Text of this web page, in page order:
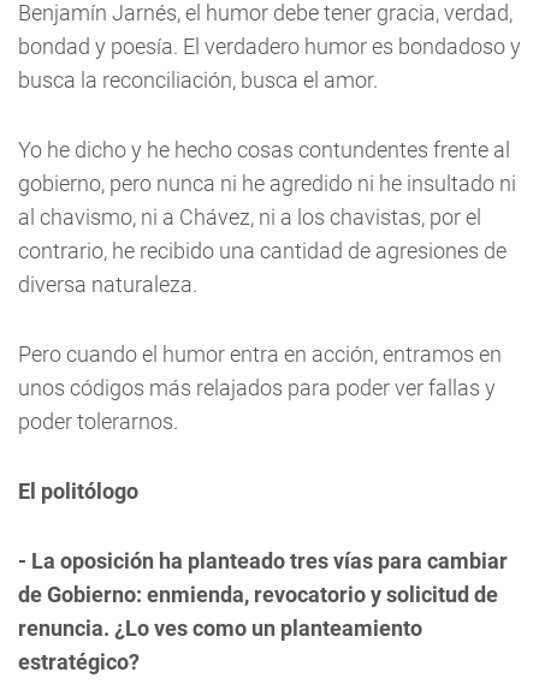
Benjamín Jarnés, el humor debe tener gracia, verdad,
bondad y poesía. El verdadero humor es bondadoso y
busca la reconciliación, busca el amor.
Yo he dicho y he hecho cosas contundentes frente al
gobierno, pero nunca ni he agredido ni he insultado ni
al chavismo, ni a Chávez, ni a los chavistas, por el
contrario, he recibido una cantidad de agresiones de
diversa naturaleza.
Pero cuando el humor entra en acción, entramos en
unos códigos más relajados para poder ver fallas y
poder tolerarnos.
El politólogo
- La oposición ha planteado tres vías para cambiar
de Gobierno: enmienda, revocatorio y solicitud de
renuncia. ¿Lo ves como un planteamiento
estratégico?